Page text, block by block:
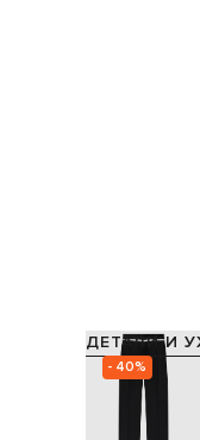
- 40%
ДЕТАЛИ И
Состав:
Подкладка:
Производство: